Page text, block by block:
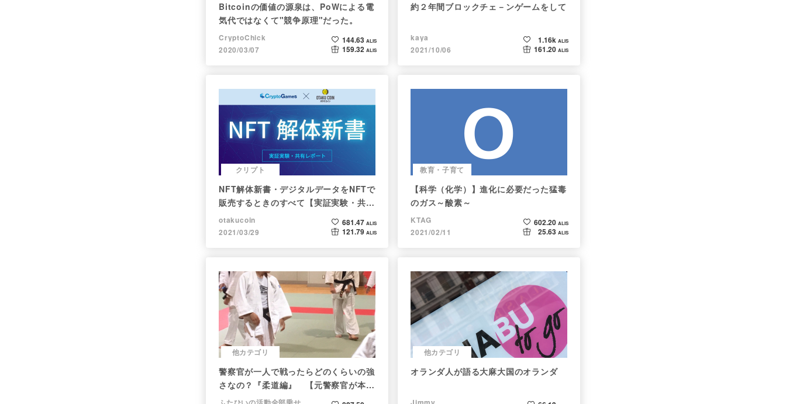
Bitcoinの価値の源泉は、PoWによる電
気代ではなくて"競争原理"だった。
CryptoChick
2020/03/07
144.63 ALIS
159.32 ALIS
約２年間ブロックチェ－ンゲームをして
kaya
2021/10/06
1.16k ALIS
161.20 ALIS
クリプト
NFT解体新書・デジタルデータをNFTで
販売するときのすべて【実証実験・共有
レポート】
otakucoin
2021/03/29
681.47 ALIS
121.79 ALIS
教育・子育て
【科学（化学）】進化に必要だった猛毒
のガス～酸素～
KTAG
2021/02/11
602.20 ALIS
25.63 ALIS
他カテゴリ
警察官が一人で戦ったらどのくらいの強
さなの？『柔道編』 【元警察官が本音
で回答】
他カテゴリ
オランダ人が語る大麻大国のオランダ